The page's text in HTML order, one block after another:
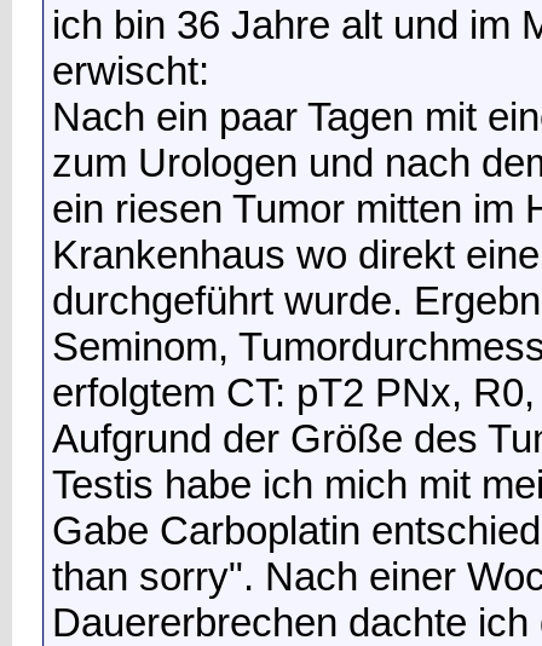
ich bin 36 Jahre alt und im
erwischt:
Nach ein paar Tagen mit
zum Urologen und nach
ein riesen Tumor mitten im
Krankenhaus wo direkt
durchgeführt wurde.
Seminom,
erfolgtem CT: pT2 PNx,
Aufgrund der Größe des
Testis habe ich mich mit
Gabe Carboplatin
than sorry". Nach einer
Dauererbrechen dachte